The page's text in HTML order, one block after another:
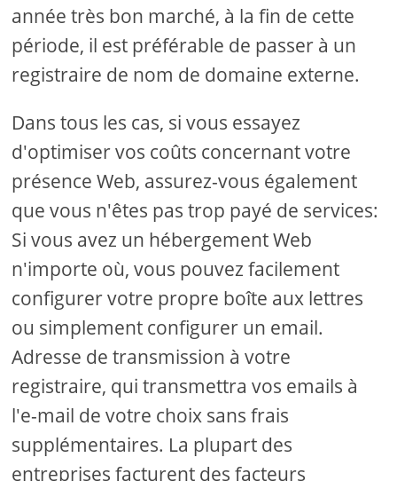
année très bon marché, à la fin de cette
période, il est préférable de passer à un
registraire de nom de domaine externe.
Dans tous les cas, si vous essayez
d'optimiser vos coûts concernant votre
présence Web, assurez-vous également
que vous n'êtes pas trop payé de services:
Si vous avez un hébergement Web
n'importe où, vous pouvez facilement
configurer votre propre boîte aux lettres
ou simplement configurer un email.
Adresse de transmission à votre
registraire, qui transmettra vos emails à
l'e-mail de votre choix sans frais
supplémentaires. La plupart des
entreprises facturent des facteurs